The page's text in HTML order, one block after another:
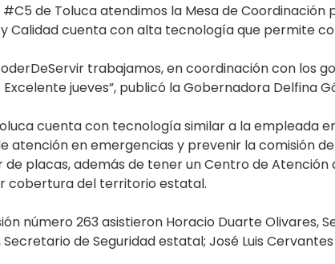
#C5 de Toluca atendimos la Mesa de
Calidad cuenta con alta tecnología que permite
trabajamos, en coordinación con los
jueves”, publicó la Gobernadora Delfina
cuenta con tecnología similar a la empleada
atención en emergencias y prevenir la comisión
placas, además de tener un Centro de
cobertura del territorio estatal.
número 263 asistieron Horacio Duarte Olivares,
de Seguridad estatal; José Luis